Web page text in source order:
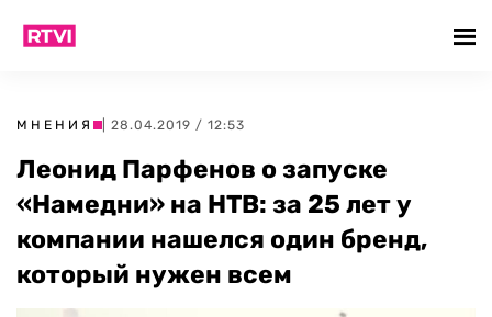
МНЕНИЯ | 28.04.2019 / 12:53
Леонид Парфенов о запуске
«Намедни» на НТВ: за 25 лет у
компании нашелся один бренд,
который нужен всем